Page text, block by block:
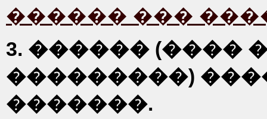
������ ���
3. ������ (����
���������)
�������.